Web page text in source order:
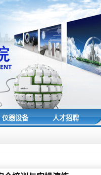
仪器设备 人才招聘